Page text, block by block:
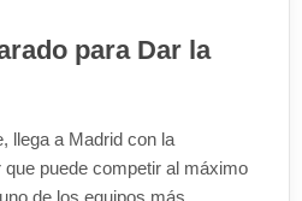
para Dar la
llega a Madrid con la
puede competir al máximo
de los equipos más